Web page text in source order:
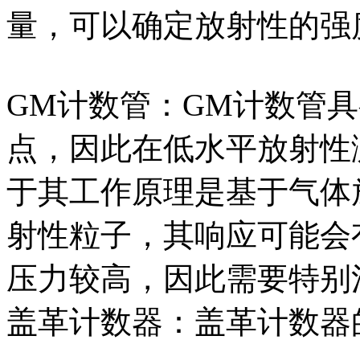
量，可以确定放射性的强
GM计数管：GM计数管
点，因此在低水平放射
于其工作原理是基于气
射性粒子，其响应可能
压力较高，因此需要特
盖革计数器：盖革计数